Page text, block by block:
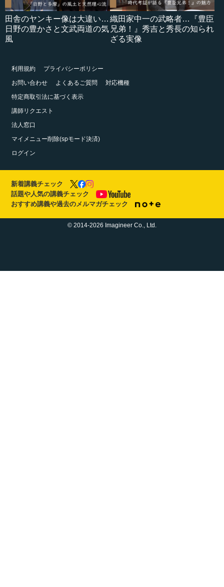
田舎のヤンキー像は大違い…
日野の豊かさと文武両道の気
風
織田家中一の武略者…『豊臣
兄弟！』秀吉と秀長の知られ
ざる実像
利用規約
プライバシーポリシー
お問い合わせ
よくあるご質問
対応機種
特定商取引法に基づく表示
講師リクエスト
法人窓口
マイメニュー削除(spモード決済)
ログイン
新着講義チェック
話題や人気の講義チェック
おすすめ講義や過去のメルマガチェック
© 2014-2026 Imagineer Co., Ltd.